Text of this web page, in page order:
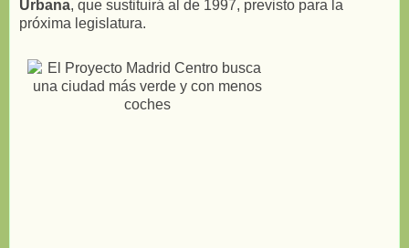
Urbana, que sustituirá al de 1997, previsto para la
próxima legislatura.